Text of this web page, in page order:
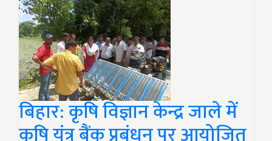
बिहार: कृषि विज्ञान केन्द्र जाले में